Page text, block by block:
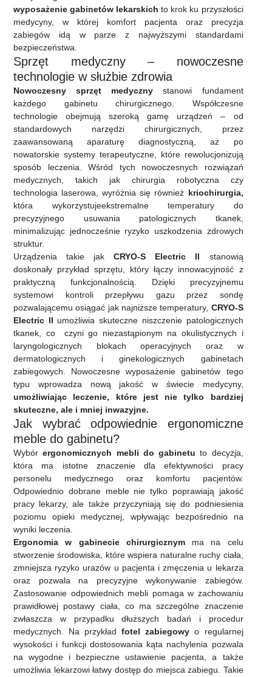
wyposażenie gabinetów lekarskich to krok ku przyszłości
medycyny, w której komfort pacjenta oraz precyzja
zabiegów idą w parze z najwyższymi standardami
bezpieczeństwa.
Sprzęt medyczny – nowoczesne
technologie w służbie zdrowia
Nowoczesny sprzęt medyczny stanowi fundament
każdego gabinetu chirurgicznego. Współczesne
technologie obejmują szeroką gamę urządzeń – od
standardowych narzędzi chirurgicznych, przez
zaawansowaną aparaturę diagnostyczną, aż po
nowatorskie systemy terapeutyczne, które rewolucjonizują
sposób leczenia. Wśród tych nowoczesnych rozwiązań
medycznych, takich jak chirurgia robotyczna czy
technologia laserowa, wyróżnia się również kriochirurgia,
która wykorzystujeekstremalne temperatury do
precyzyjnego usuwania patologicznych tkanek,
minimalizując jednocześnie ryzyko uszkodzenia zdrowych
struktur.
Urządzenia takie jakCRYO-S Electric II stanowią
doskonały przykład sprzętu, który łączy innowacyjność z
praktyczną funkcjonalnością. Dzięki precyzyjnemu
systemowi kontroli przepływu gazu przez sondę
pozwalającemu osiągać jak najniższe temperatury, CRYO-S
Electric II umożliwia skuteczne niszczenie patologicznych
tkanek, co czyni go niezastąpionym na okulistycznych i
laryngologicznych blokach operacyjnych oraz w
dermatologicznych i ginekologicznych gabinetach
zabiegowych. Nowoczesne wyposażenie gabinetów tego
typu wprowadza nową jakość w świecie medycyny,
umożliwiając leczenie, które jest nie tylko bardziej
skuteczne, ale i mniej inwazyjne.
Jak wybrać odpowiednie ergonomiczne
meble do gabinetu?
Wybórergonomicznych mebli do gabinetu to decyzja,
która ma istotne znaczenie dla efektywności pracy
personelu medycznego oraz komfortu pacjentów.
Odpowiednio dobrane meble nie tylko poprawiają jakość
pracy lekarzy, ale także przyczyniają się do podniesienia
poziomu opieki medycznej, wpływając bezpośrednio na
wyniki leczenia.
Ergonomia w gabinecie chirurgicznymma na celu
stworzenie środowiska, które wspiera naturalne ruchy ciała,
zmniejsza ryzyko urazów u pacjenta i zmęczenia u lekarza
oraz pozwala na precyzyjne wykonywanie zabiegów.
Zastosowanie odpowiednich mebli pomaga w zachowaniu
prawidłowej postawy ciała, co ma szczególne znaczenie
zwłaszcza w przypadku dłuższych badań i procedur
medycznych. Na przykładfotel zabiegowy o regularnej
wysokości i funkcji dostosowania kąta nachylenia pozwala
na wygodne i bezpieczne ustawienie pacjenta, a także
umożliwia lekarzowi łatwy dostęp do miejsca zabiegu. Takie